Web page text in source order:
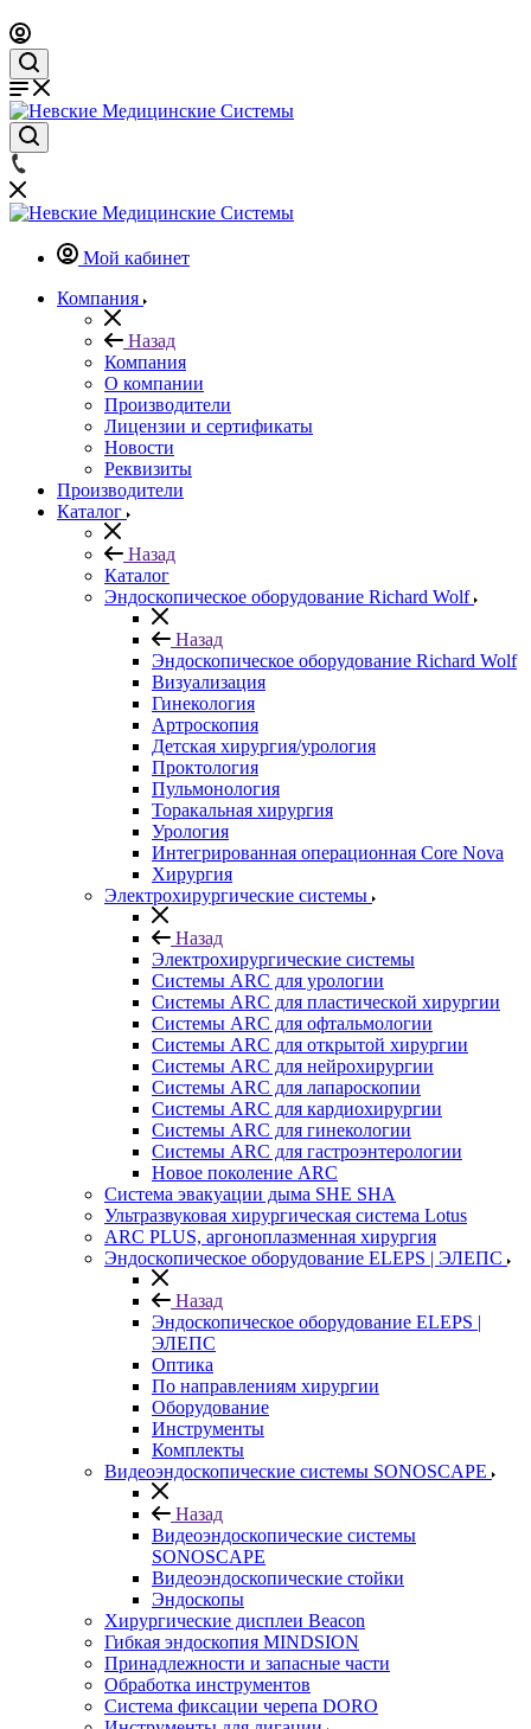
Мой кабинет
Компания
Назад
Компания
О компании
Производители
Лицензии и сертификаты
Новости
Реквизиты
Производители
Каталог
Назад
Каталог
Эндоскопическое оборудование Richard Wolf
Назад
Эндоскопическое оборудование Richard Wolf
Визуализация
Гинекология
Артроскопия
Детская хирургия/урология
Проктология
Пульмонология
Торакальная хирургия
Урология
Интегрированная операционная Core Nova
Хирургия
Электрохирургические системы
Назад
Электрохирургические системы
Системы ARC для урологии
Системы ARC для пластической хирургии
Системы ARC для офтальмологии
Системы ARC для открытой хирургии
Системы ARC для нейрохирургии
Системы ARC для лапароскопии
Системы ARC для кардиохирургии
Системы ARC для гинекологии
Системы ARC для гастроэнтерологии
Новое поколение ARC
Система эвакуации дыма SHE SHA
Ультразвуковая хирургическая система Lotus
ARC PLUS, аргоноплазменная хирургия
Эндоскопическое оборудование ELEPS | ЭЛЕПС
Назад
Эндоскопическое оборудование ELEPS |
ЭЛЕПС
Оптика
По направлениям хирургии
Оборудование
Инструменты
Комплекты
Видеоэндоскопические системы SONOSCAPE
Назад
Видеоэндоскопические системы
SONOSCAPE
Видеоэндоскопические стойки
Эндоскопы
Хирургические дисплеи Beacon
Гибкая эндоскопия MINDSION
Принадлежности и запасные части
Обработка инструментов
Система фиксации черепа DORO